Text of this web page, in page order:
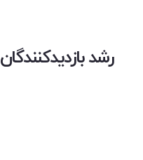
رشد بازدیدکنندگان